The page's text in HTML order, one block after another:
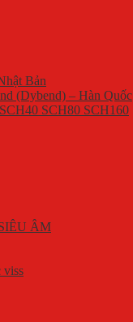
Bản
(Dybend) – Hàn Quốc
SCH80 SCH160
ÂM
viss